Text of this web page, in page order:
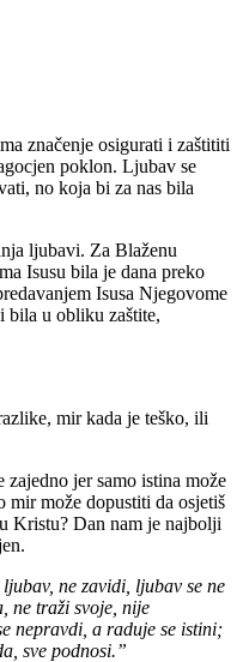
poklon. Ljubav se
no koja bi za nas bila
ljubavi. Za Blaženu
Isusu bila je dana preko
Isusa Njegovome
bila u obliku zaštite,
mir kada je teško, ili
jer samo istina može
mir može dopustiti da osjetiš
Kristu? Dan nam je najbolji
ne zavidi, ljubav se ne
ne traži svoje, nije
nepravdi, a raduje se istini;
sve podnosi.”